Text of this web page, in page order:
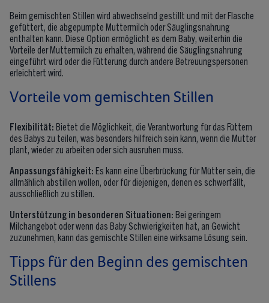
Beim gemischten Stillen wird abwechselnd gestillt und mit der Flasche
gefüttert, die abgepumpte Muttermilch oder Säuglingsnahrung
enthalten kann. Diese Option ermöglicht es dem Baby, weiterhin die
Vorteile der Muttermilch zu erhalten, während die Säuglingsnahrung
eingeführt wird oder die Fütterung durch andere Betreuungspersonen
erleichtert wird.
Vorteile vom gemischten Stillen
Flexibilität: Bietet die Möglichkeit, die Verantwortung für das Füttern
des Babys zu teilen, was besonders hilfreich sein kann, wenn die Mutter
plant, wieder zu arbeiten oder sich ausruhen muss.
Anpassungsfähigkeit: Es kann eine Überbrückung für Mütter sein, die
allmählich abstillen wollen, oder für diejenigen, denen es schwerfällt,
ausschließlich zu stillen.
Unterstützung in besonderen Situationen: Bei geringem
Milchangebot oder wenn das Baby Schwierigkeiten hat, an Gewicht
zuzunehmen, kann das gemischte Stillen eine wirksame Lösung sein.
Tipps für den Beginn des gemischten
Stillens